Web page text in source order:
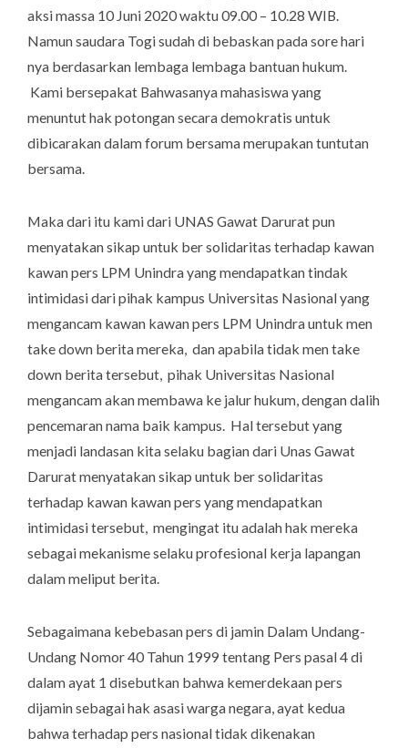
aksi massa 10 Juni 2020 waktu 09.00 – 10.28 WIB.
Namun saudara Togi sudah di bebaskan pada sore hari
nya berdasarkan lembaga lembaga bantuan hukum.
Kami bersepakat Bahwasanya mahasiswa yang
menuntut hak potongan secara demokratis untuk
dibicarakan dalam forum bersama merupakan tuntutan
bersama.
Maka dari itu kami dari UNAS Gawat Darurat pun
menyatakan sikap untuk ber solidaritas terhadap kawan
kawan pers LPM Unindra yang mendapatkan tindak
intimidasi dari pihak kampus Universitas Nasional yang
mengancam kawan kawan pers LPM Unindra untuk men
take down berita mereka, dan apabila tidak men take
down berita tersebut, pihak Universitas Nasional
mengancam akan membawa ke jalur hukum, dengan dalih
pencemaran nama baik kampus. Hal tersebut yang
menjadi landasan kita selaku bagian dari Unas Gawat
Darurat menyatakan sikap untuk ber solidaritas
terhadap kawan kawan pers yang mendapatkan
intimidasi tersebut, mengingat itu adalah hak mereka
sebagai mekanisme selaku profesional kerja lapangan
dalam meliput berita.
Sebagaimana kebebasan pers di jamin Dalam Undang-
Undang Nomor 40 Tahun 1999 tentang Pers pasal 4 di
dalam ayat 1 disebutkan bahwa kemerdekaan pers
dijamin sebagai hak asasi warga negara, ayat kedua
bahwa terhadap pers nasional tidak dikenakan